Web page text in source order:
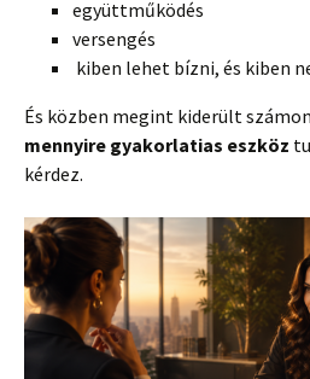
együttműködés
versengés
kiben lehet bízni, és kiben
És közben megint kiderült
mennyire gyakorlatias eszköz
kérdez.